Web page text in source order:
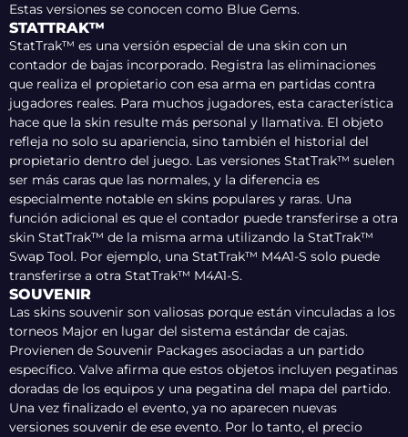
Estas versiones se conocen como Blue Gems.
STATTRAK™
StatTrak™ es una versión especial de una skin con un
contador de bajas incorporado. Registra las eliminaciones
que realiza el propietario con esa arma en partidas contra
jugadores reales. Para muchos jugadores, esta característica
hace que la skin resulte más personal y llamativa. El objeto
refleja no solo su apariencia, sino también el historial del
propietario dentro del juego. Las versiones StatTrak™ suelen
ser más caras que las normales, y la diferencia es
especialmente notable en skins populares y raras. Una
función adicional es que el contador puede transferirse a otra
skin StatTrak™ de la misma arma utilizando la StatTrak™
Swap Tool. Por ejemplo, una StatTrak™ M4A1-S solo puede
transferirse a otra StatTrak™ M4A1-S.
SOUVENIR
Las skins souvenir son valiosas porque están vinculadas a los
torneos Major en lugar del sistema estándar de cajas.
Provienen de Souvenir Packages asociadas a un partido
específico. Valve afirma que estos objetos incluyen pegatinas
doradas de los equipos y una pegatina del mapa del partido.
Una vez finalizado el evento, ya no aparecen nuevas
versiones souvenir de ese evento. Por lo tanto, el precio